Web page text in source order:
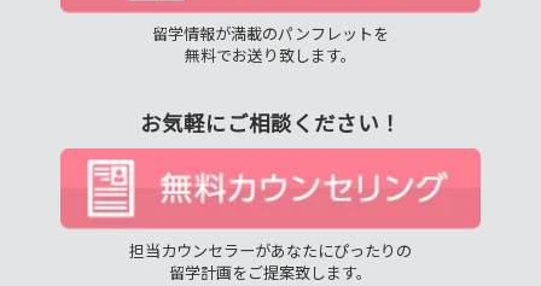
留学情報が満載のパンフレットを
無料でお送り致します。
お気軽にご相談ください！
担当カウンセラーがあなたにぴったりの
留学計画をご提案致します。